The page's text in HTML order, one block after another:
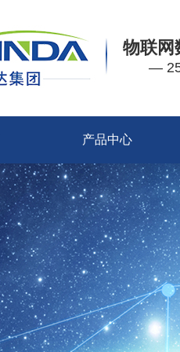
物联网
—
产品中心